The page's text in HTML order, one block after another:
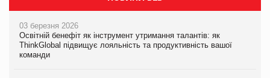
03 березня 2026
Освітній бенефіт як інструмент утримання талантів: як
ThinkGlobal підвищує лояльність та продуктивність вашої
команди